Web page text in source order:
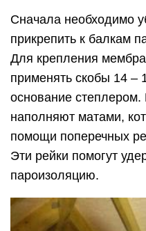
Сначала необходимо
прикрепить к балкам
Для крепления
применять скобы 14 –
основание степлером.
наполняют матами,
помощи поперечных
Эти рейки помогут
пароизоляцию.